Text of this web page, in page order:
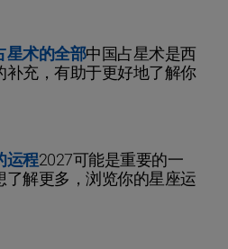
星术的全部中国占星术是西
补充，有助于更好地了解你
运程2027可能是重要的一
了解更多，浏览你的星座运